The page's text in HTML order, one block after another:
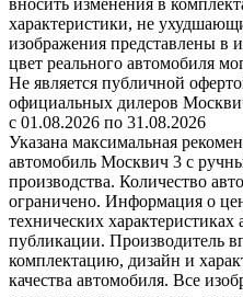
вносить изменения в
характеристики, не
изображения представлены
цвет реального автомобиля
Не является публичной
официальных дилеров
с 01.08.2026 по 31.08.2026
Указана максимальная
автомобиль Москвич 3 с
производства. Количество
ограничено. Информация о
технических характеристиках
публикации. Производитель
комплектацию, дизайн и
качества автомобиля. Все